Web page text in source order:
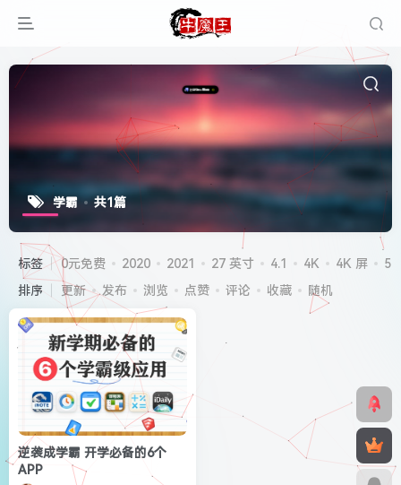
学霸 共1篇
标签 0元免费 2020 2021 27 英寸 4.1 4K 4K 屏
5G
排序
更新 发布 浏览 点赞 评论 收藏 随机
逆袭成学霸 开学必备的6个
APP